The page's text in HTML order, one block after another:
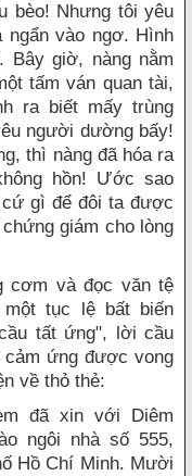
bèo! Nhưng tôi yêu
ngẩn vào ngơ. Hình
Bây giờ, nàng nằm
tấm ván quan tài,
ra biết mấy trùng
người dường bấy!
thì nàng đã hóa ra
hồn! Ước sao
gì để đôi ta được
giám cho lòng
cơm và đọc văn tệ
tục lệ bất biến
tất ứng", lời cầu
cảm ứng được vong
về thỏ thẻ:
đã xin với Diêm
ngôi nhà số 555,
Hồ Chí Minh. Mười